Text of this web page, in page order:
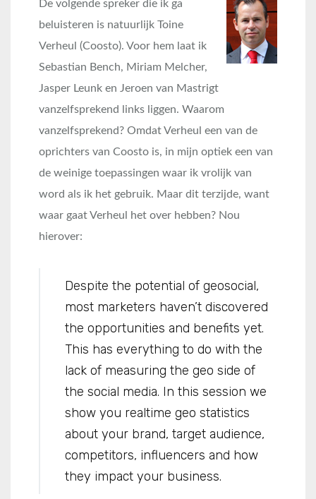
De volgende spreker die ik ga
beluisteren is natuurlijk Toine
Verheul (Coosto). Voor hem laat ik
Sebastian Bench, Miriam Melcher,
Jasper Leunk en Jeroen van Mastrigt
vanzelfsprekend links liggen. Waarom
vanzelfsprekend? Omdat Verheul een van de
oprichters van Coosto is, in mijn optiek een van
de weinige toepassingen waar ik vrolijk van
word als ik het gebruik. Maar dit terzijde, want
waar gaat Verheul het over hebben? Nou
hierover:
Despite the potential of geosocial,
most marketers haven’t discovered
the opportunities and benefits yet.
This has everything to do with the
lack of measuring the geo side of
the social media. In this session we
show you realtime geo statistics
about your brand, target audience,
competitors, influencers and how
they impact your business.